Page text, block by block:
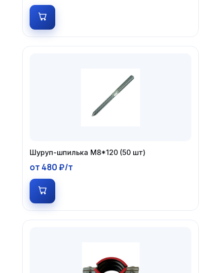
Шуруп-шпилька М8*120 (50 шт)
от 480 ₽/т